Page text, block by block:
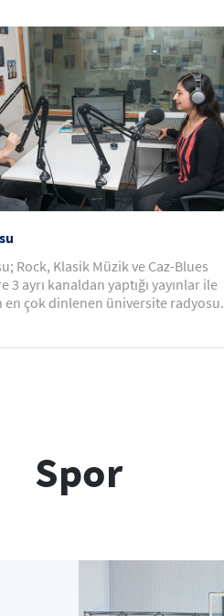
Rock, Klasik Müzik ve Caz-Blues
3 ayrı kanaldan yaptığı yayınlar ile
en çok dinlenen üniversite radyosu.
Spor